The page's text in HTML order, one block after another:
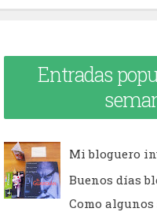
Entradas
Mi bloguero
Buenos días
Como algunos